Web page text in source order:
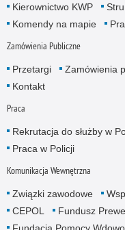
Kierownictwo KWP
Komendy na mapie
Zamówienia Publiczne
Przetargi Zamówienia
Kontakt
Praca
Rekrutacja do służby w
Praca w Policji
Komunikacja Wewnętrzna
Związki zawodowe
CEPOL
Fundusz